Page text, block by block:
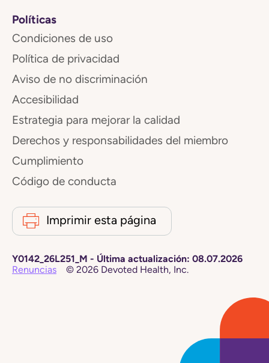
Políticas
Condiciones de uso
Política de privacidad
Aviso de no discriminación
Accesibilidad
Estrategia para mejorar la calidad
Derechos y responsabilidades del miembro
Cumplimiento
Código de conducta
Imprimir esta página
Y0142_26L251_M - Última actualización: 08.07.2026
Renuncias
© 2026 Devoted Health, Inc.